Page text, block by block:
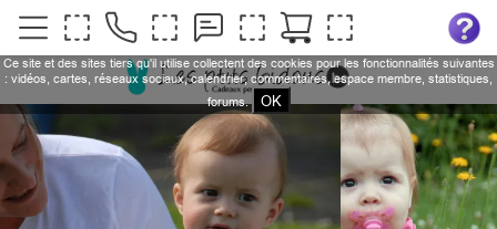
Ce site et des sites tiers qu'il utilise collectent des cookies pour les fonctionnalités suivantes
: vidéos, cartes, réseaux sociaux, calendrier, commentaires, espace membre, statistiques,
forums.
OK